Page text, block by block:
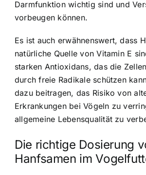
Darmfunktion wichtig sind und
vorbeugen können.
Es ist auch erwähnenswert, dass
natürliche Quelle von Vitamin E
starken Antioxidans, das die
durch freie Radikale schützen
dazu beitragen, das Risiko von
Erkrankungen bei Vögeln zu
allgemeine Lebensqualität zu
Die richtige Dosierung
Hanfsamen im